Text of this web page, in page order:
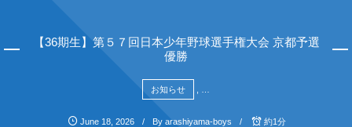
【36期生】第５７回日本少年野球選手権大会 京都予選
優勝
お知らせ
June 18 2026 By arashiyama-boys 約1分